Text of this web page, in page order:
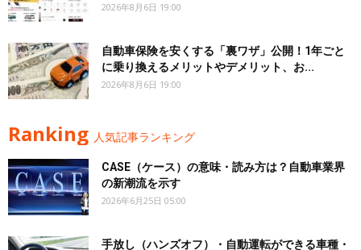
2026年8月6日 19:00
自動車保険を安くする「裏ワザ」公開！1年ごと
に乗り換えるメリットやデメリット、お...
2026年8月6日 19:00
Ranking 人気記事ランキング
CASE（ケース）の意味・読み方は？自動車業界
の新潮流を示す
2026年6月25日 05:00
手放し（ハンズオフ）・自動運転ができる車種・